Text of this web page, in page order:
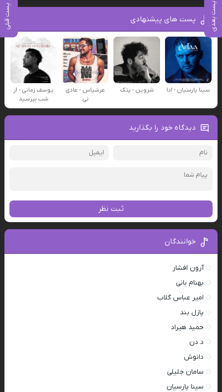
پست بعدی پست قبلی پست های پیشنهادی
سینا پارسیان - ادا شروین - پتک
عرشیاس - عادی
نی
یوسف زمانی - از
شب بپرسید
دیدگاه خود را بگذارید
ثبت نظر
خوانندگان
آرون افشار
بهنام بانی
امیر عباس گلاب
پازل بند
حمید هیراد
د دن
دانوش
سامان جلیلی
سینا پارسیان